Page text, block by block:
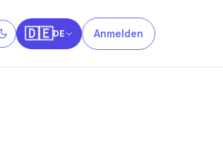
Toggle theme
🇩🇪DE Anmelden